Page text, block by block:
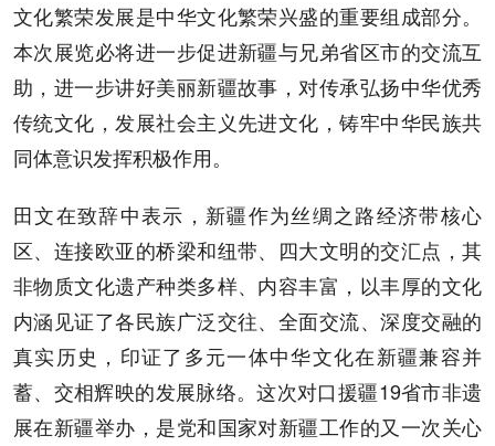
文化繁荣发展是中华文化繁荣兴盛的重要组成部分。
本次展览必将进一步促进新疆与兄弟省区市的交流互
助，进一步讲好美丽新疆故事，对传承弘扬中华优秀
传统文化，发展社会主义先进文化，铸牢中华民族共
同体意识发挥积极作用。
田文在致辞中表示，新疆作为丝绸之路经济带核心
区、连接欧亚的桥梁和纽带、四大文明的交汇点，其
非物质文化遗产种类多样、内容丰富，以丰厚的文化
内涵见证了各民族广泛交往、全面交流、深度交融的
真实历史，印证了多元一体中华文化在新疆兼容并
蓄、交相辉映的发展脉络。这次对口援疆19省市非遗
展在新疆举办，是党和国家对新疆工作的又一次关心